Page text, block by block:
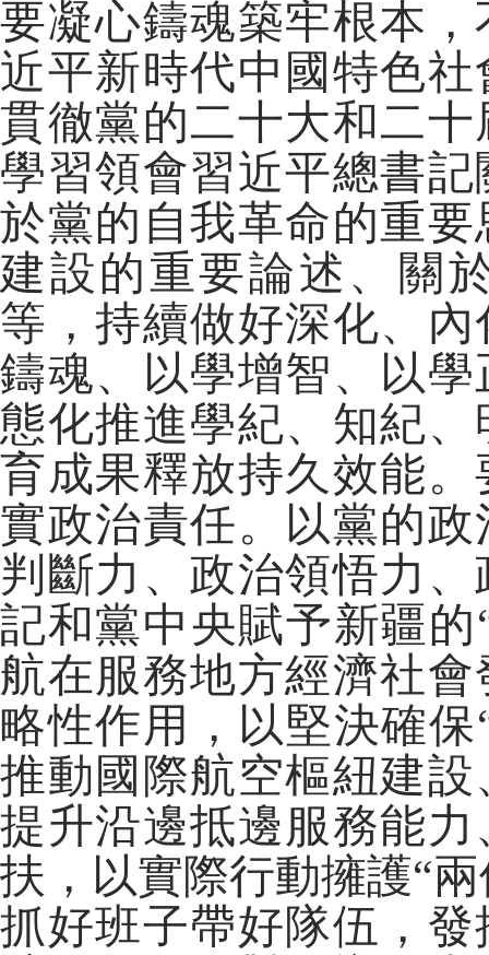
要凝心鑄魂築牢根本
近平新時代中國特色
貫徹黨的二十大和二
學習領會習近平總書
於黨的自我革命的重
建設的重要論述、關
等，持續做好深化、
鑄魂、以學增智、以
態化推進學紀、知紀
育成果釋放持久效能
實政治責任。以黨的
判斷力、政治領悟力
記和黨中央賦予新疆
航在服務地方經濟社
略性作用，以堅決確
推動國際航空樞紐建
提升沿邊抵邊服務能
扶，以實際行動擁護“
抓好班子帶好隊伍，